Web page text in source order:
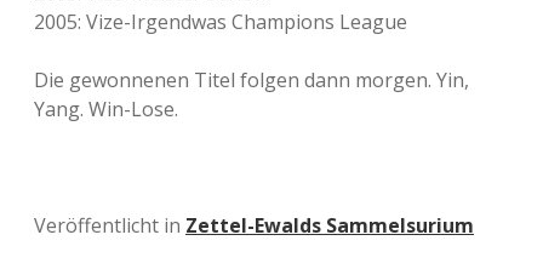
2005: Vize-Irgendwas Champions League
Die gewonnenen Titel folgen dann morgen. Yin,
Yang. Win-Lose.
Veröffentlicht in Zettel-Ewalds Sammelsurium